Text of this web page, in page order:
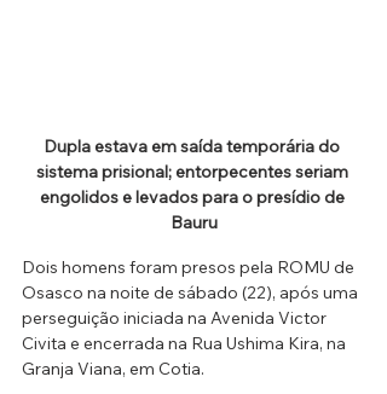
Dupla estava em saída temporária do
sistema prisional; entorpecentes seriam
engolidos e levados para o presídio de
Bauru
Dois homens foram presos pela ROMU de
Osasco na noite de sábado (22), após uma
perseguição iniciada na Avenida Victor
Civita e encerrada na Rua Ushima Kira, na
Granja Viana, em Cotia.